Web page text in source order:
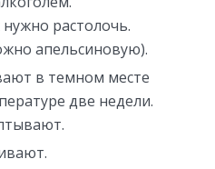
растолочь.
апельсиновую).
в темном месте
две недели.